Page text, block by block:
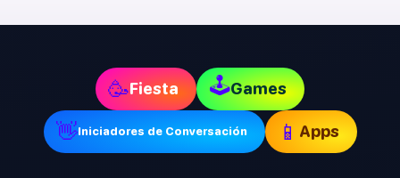
🥳Fiesta 🕹Games
👋Iniciadores de Conversación 📱 Apps